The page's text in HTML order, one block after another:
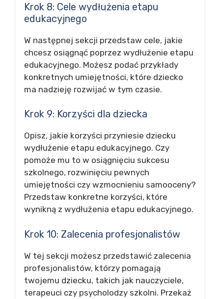
Krok 8: Cele wydłużenia etapu
edukacyjnego
W następnej sekcji przedstaw cele, jakie
chcesz osiągnąć poprzez wydłużenie etapu
edukacyjnego. Możesz podać przykłady
konkretnych umiejętności, które dziecko
ma nadzieję rozwijać w tym czasie.
Krok 9: Korzyści dla dziecka
Opisz, jakie korzyści przyniesie dziecku
wydłużenie etapu edukacyjnego. Czy
pomoże mu to w osiągnięciu sukcesu
szkolnego, rozwinięciu pewnych
umiejętności czy wzmocnieniu samooceny?
Przedstaw konkretne korzyści, które
wynikną z wydłużenia etapu edukacyjnego.
Krok 10: Zalecenia profesjonalistów
W tej sekcji możesz przedstawić zalecenia
profesjonalistów, którzy pomagają
twojemu dziecku, takich jak nauczyciele,
terapeuci czy psycholodzy szkolni. Przekaż